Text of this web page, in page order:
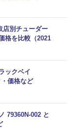
店別チューダー
格を比較（2021
ックベイ
価格など
79360N-002 と